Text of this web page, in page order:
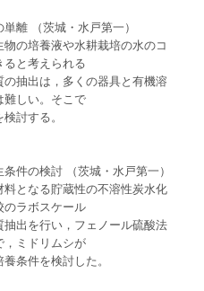
離 （茨城・水戸第一）
の培養液や水耕栽培の水のコ
と考えられる
抽出は，多くの器具と有機溶
しい。そこで
討する。
件の検討 （茨城・水戸第一）
となる貯蔵性の不溶性炭水化
ラボスケール
出を行い，フェノール硫酸法
，ミドリムシが
条件を検討した。